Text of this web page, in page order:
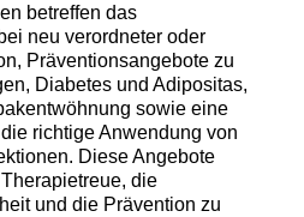
betreffen das
neu verordneter oder
Präventionsangebote zu
Diabetes und Adipositas,
sowie eine
richtige Anwendung von
Diese Angebote
die
und die Prävention zu